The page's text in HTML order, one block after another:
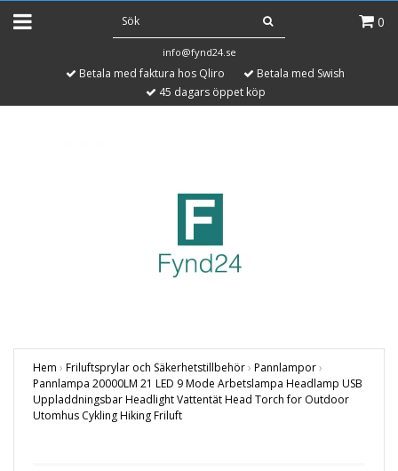
0
info@fynd24.se
Betala med faktura hos Qliro
Betala med Swish
45 dagars öppet köp
Hem › Friluftsprylar och Säkerhetstillbehör› Pannlampor›
Pannlampa 20000LM 21 LED 9 Mode Arbetslampa Headlamp USB
Uppladdningsbar Headlight Vattentät Head Torch for Outdoor
Utomhus Cykling Hiking Friluft